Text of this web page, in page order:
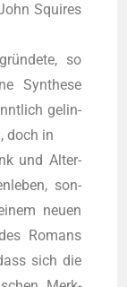
Squi­res
so
Syn­the­se
gelin­
doch in
und Alter­
son­
neu­en
Romans
sich die